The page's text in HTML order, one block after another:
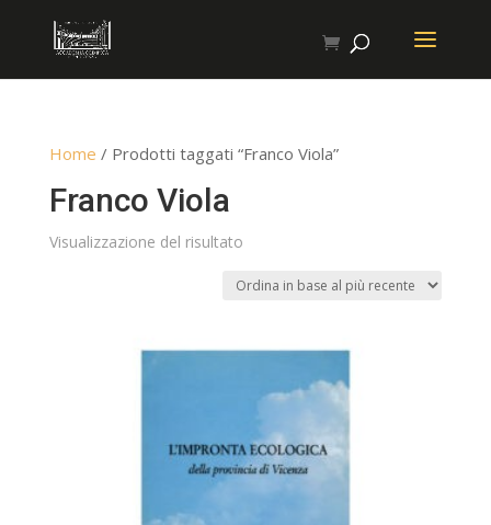
Home / Prodotti taggati “Franco Viola”
Franco Viola
Visualizzazione del risultato